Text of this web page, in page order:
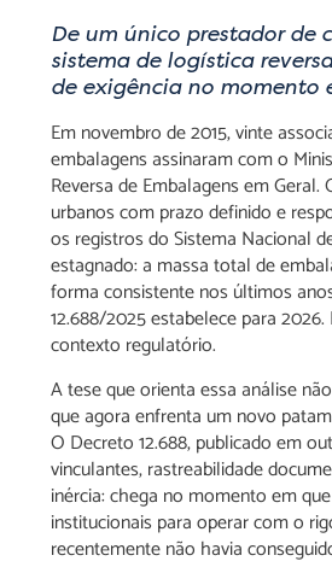
De um único prestador de
sistema de logística
de exigência no momento
Em novembro de 2015, vinte
embalagens assinaram com o
Reversa de Embalagens em
urbanos com prazo definido e
os registros do Sistema Nacional
estagnado: a massa total de
forma consistente nos últimos
12.688/2025 estabelece para
contexto regulatório.
A tese que orienta essa análise
que agora enfrenta um novo
O Decreto 12.688, publicado em
vinculantes, rastreabilidade
inércia: chega no momento em
institucionais para operar com o
recentemente não havia